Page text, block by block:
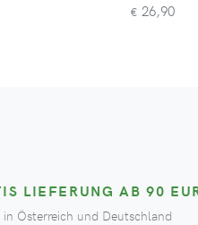
€ 26,90
LIEFERUNG AB 90
in Österreich und Deutschland